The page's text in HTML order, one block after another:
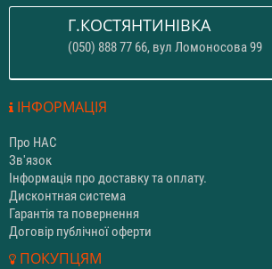
Г.КОСТЯНТИНІВКА
(050) 888 77 66, вул Ломоносова 99
ІНФОРМАЦІЯ
Про НАС
Зв'язок
Інформація про доставку та оплату.
Дисконтная система
Гарантія та повернення
Договір публічної оферти
ПОКУПЦЯМ